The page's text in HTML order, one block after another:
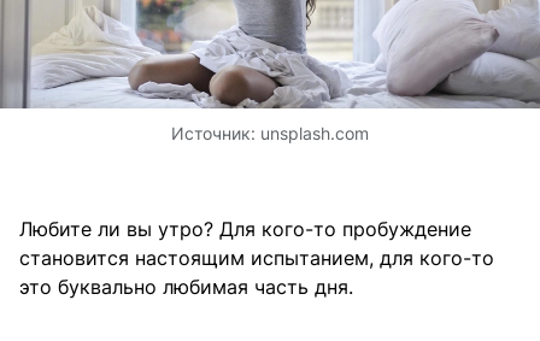
Источник: unsplash.com
Любите ли вы утро? Для кого-то пробуждение
становится настоящим испытанием, для кого-то
это буквально любимая часть дня.